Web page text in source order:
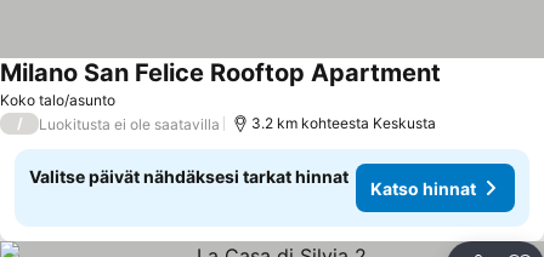
Koko talo/asunto
Milano San Felice Rooftop Apartment
/ Luokitusta ei ole saatavilla 3.2 km kohteesta Keskusta
Valitse päivät nähdäksesi tarkat hinnat
Katso hinnat